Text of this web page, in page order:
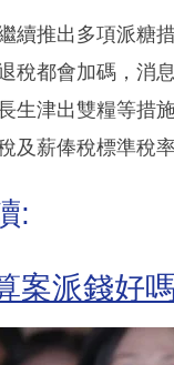
續推出多項派糖
稅都會加碼，消
生津出雙糧等措
及薪俸稅標準稅
:
案派錢好